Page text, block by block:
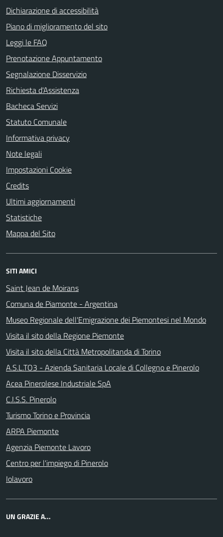
Dichiarazione di accessibilità
Piano di miglioramento del sito
Leggi le FAQ
Prenotazione Appuntamento
Segnalazione Disservizio
Richiesta d'Assistenza
Bacheca Servizi
Statuto Comunale
Informativa privacy
Note legali
Impostazioni Cookie
Credits
Ultimi aggiornamenti
Statistiche
Mappa del Sito
SITI AMICI
Saint Jean de Moirans
Comuna de Piamonte - Argentina
Museo Regionale dell'Emigrazione dei Piemontesi nel Mondo
Visita il sito della Regione Piemonte
Visita il sito della Città Metropolitanda di Torino
A.S.L.TO3 - Azienda Sanitaria Locale di Collegno e Pinerolo
Acea Pinerolese Industriale SpA
C.I.S.S. Pinerolo
Turismo Torino e Provincia
ARPA Piemonte
Agenzia Piemonte Lavoro
Centro per l'impiego di Pinerolo
Iolavoro
UN GRAZIE A...